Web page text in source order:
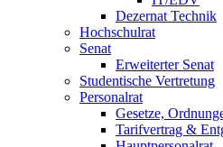
Dezernat Technik
Hochschulrat
Senat
Erweiterter Senat
Studentische Vertretung
Personalrat
Gesetze,
Tarifvertrag &